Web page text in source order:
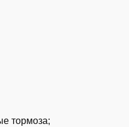
тормоза;